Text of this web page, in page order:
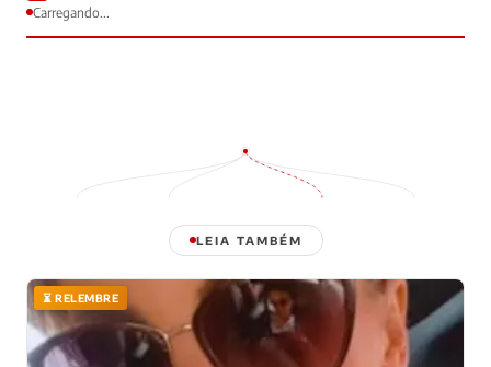
Carregando...
LEIA TAMBÉM
⏳ RELEMBRE